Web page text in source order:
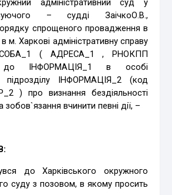
адміністративний суд у
– судді ЗаічкоО.В.,
спрощеного провадження в
м. Харкові адміністративну справу
( АДРЕСА_1 , РНОКПП
ІНФОРМАЦІЯ_1 в особі
підрозділу ІНФОРМАЦІЯ_2 (код
) про визнання бездіяльності
вчинити певні дії, –
до Харківського окружного
суду з позовом, в якому просить